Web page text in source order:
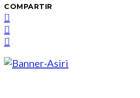
COMPARTIR